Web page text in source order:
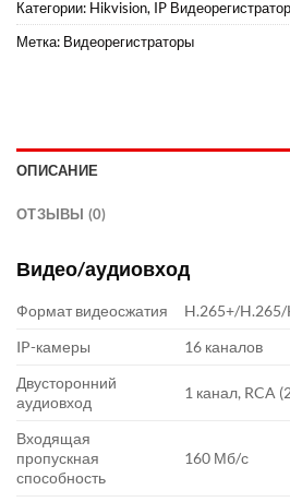
Категории: Hikvision, IP
Метка: Видеорегистраторы
ОПИСАНИЕ
ОТЗЫВЫ (0)
Видео/аудиовход
Формат видеосжатия
H.265+/
IP-камеры
16 каналов
Двусторонний
аудиовход
1 канал, RCA
Входящая
пропускная
способность
160 Мб/с